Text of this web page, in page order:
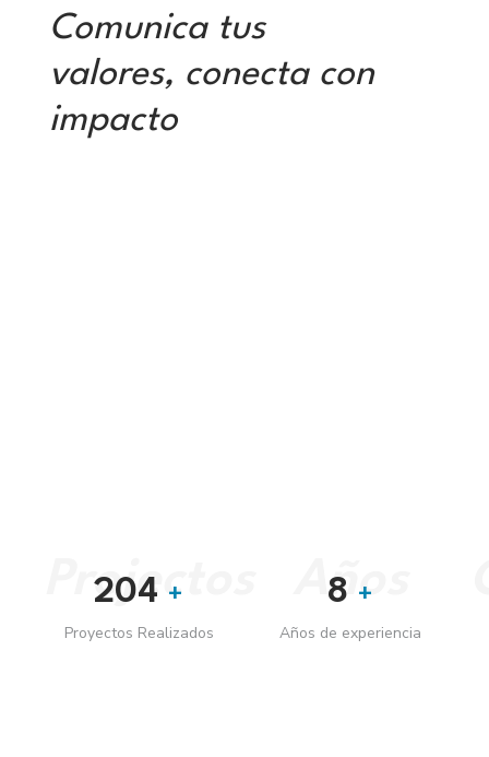
Comunica tus
valores, conecta con
impacto
Projectos
213 +
Proyectos Realizados
Años
8 +
Años de experiencia